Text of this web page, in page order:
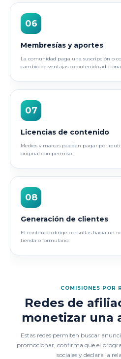
06
Membresías y aportes
La comunidad paga una suscripción o
cambio de ventajas o contenido
07
Licencias de contenido
Medios y marcas pueden pagar por
original con permiso.
08
Generación de clientes
El contenido dirige consultas hacia un
tienda o formulario.
COMISIONES POR
Redes de
monetizar una
Estas redes permiten buscar
promocionar, confirma que el
sociales y declara la